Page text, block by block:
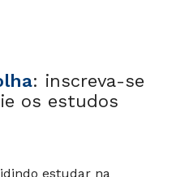
: inscreva-se
os estudos
estudar na